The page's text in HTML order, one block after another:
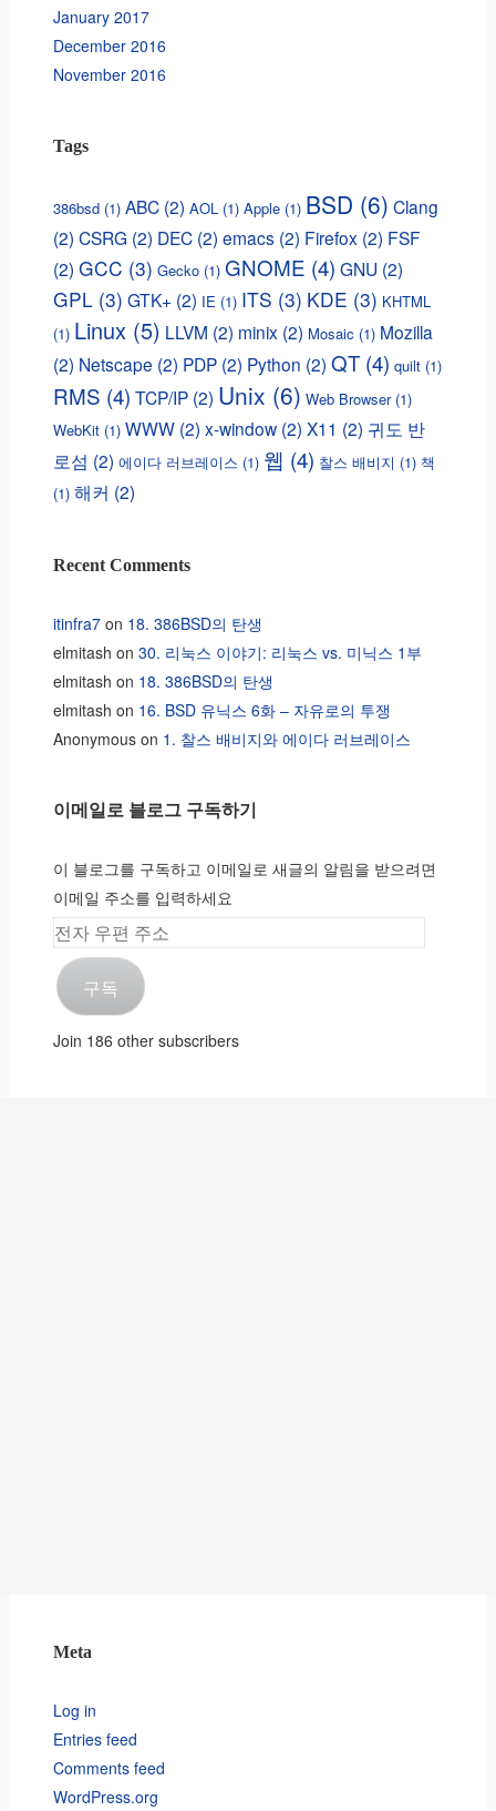
January 2017
December 2016
November 2016
Tags
386bsd(1) ABC(2) AOL(1) Apple(1) BSD (6) Clang
(2) CSRG (2) DEC(2) emacs(2) Firefox (2) FSF
(2) GCC (3) Gecko(1) GNOME (4) GNU (2)
GPL(3) GTK+ (2) IE (1) ITS (3) KDE (3) KHTML
(1) Linux(5) LLVM (2) minix (2) Mosaic (1) Mozilla
(2) Netscape (2) PDP(2) Python (2) QT(4) quilt(1)
RMS (4) TCP/IP(2) Unix (6) Web Browser(1)
WebKit(1) WWW(2) x-window(2) X11 (2) 귀도 반
로섬 (2) 에이다 러브레이스 (1) 웹 (4) 찰스 배비지 (1) 책
(1) 해커 (2)
Recent Comments
itinfra7on 18. 386BSD의 탄생
elmitash on 30. 리눅스 이야기: 리눅스 vs. 미닉스 1부
elmitash on 18. 386BSD의 탄생
elmitash on 16. BSD 유닉스 6화 – 자유로의 투쟁
Anonymouson 1. 찰스 배비지와 에이다 러브레이스
이메일로 블로그 구독하기
이 블로그를 구독하고 이메일로 새글의 알림을 받으려면
이메일 주소를 입력하세요
전
자
우
편
주
구독
Join 186 other subscribers
Meta
Log in
Entries feed
Comments feed
WordPress.org